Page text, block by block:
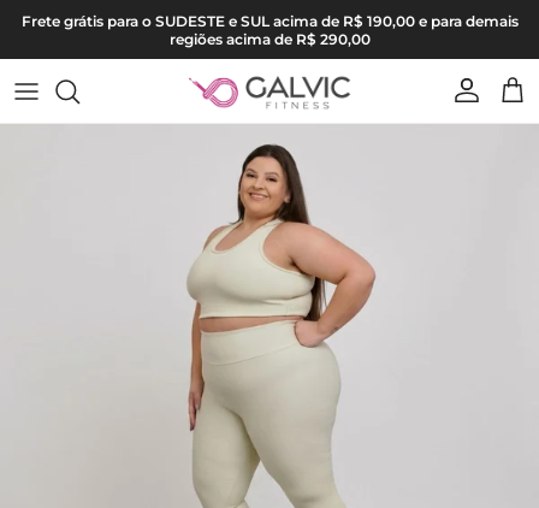
Pular para o conteúdo
Frete grátis para o SUDESTE e SUL acima de R$ 190,00 e para demais
regiões acima de R$ 290,00
Conta